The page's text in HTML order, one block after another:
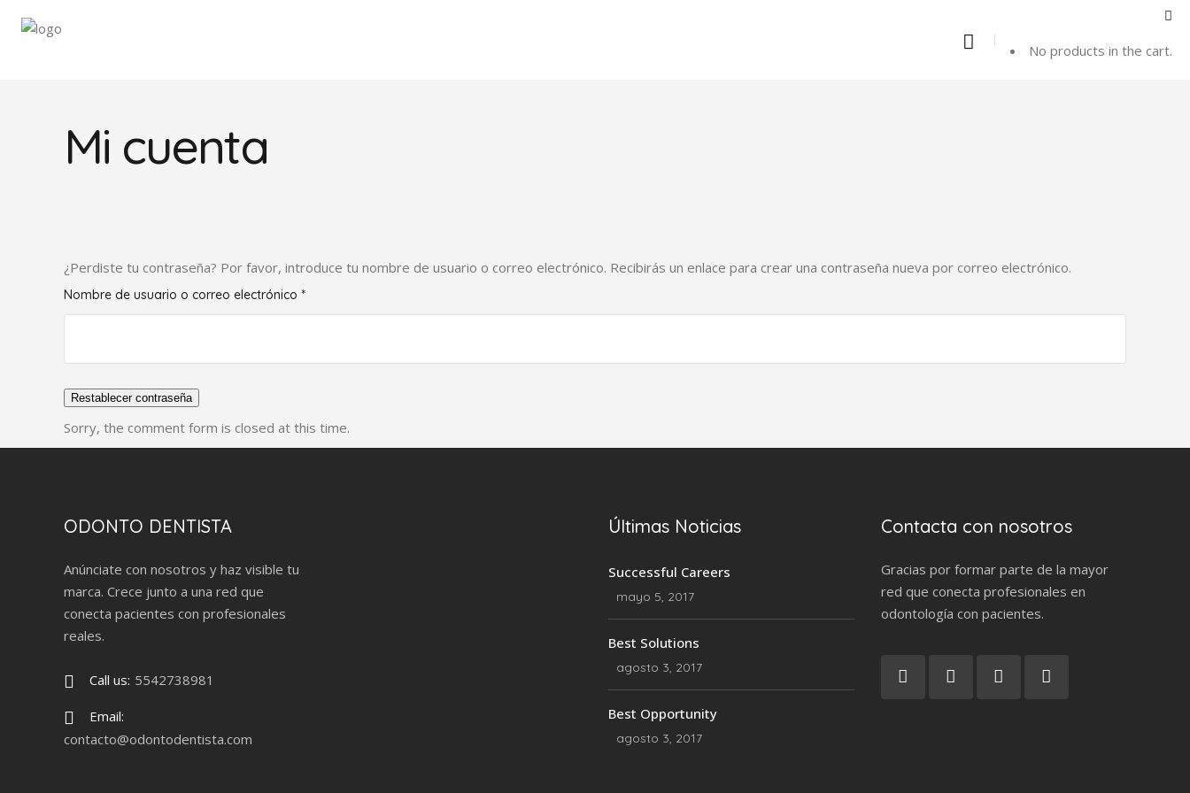
No products in the cart.
Mi cuenta
¿Perdiste tu contraseña? Por favor, introduce tu nombre de usuario o correo electrónico. Recibirás un enlace para crear una contraseña nueva por correo electrónico.
Nombre de usuario o correo electrónico *Obligatorio
Restablecer contraseña
Sorry, the comment form is closed at this time.
ODONTO DENTISTA
Anúnciate con nosotros y haz visible tu
marca. Crece junto a una red que
conecta pacientes con profesionales
reales.
Call us: 5542738981
Email:
contacto@odontodentista.com
Últimas Noticias
Successful Careers
mayo 5, 2017
Best Solutions
agosto 3, 2017
Best Opportunity
agosto 3, 2017
Contacta con nosotros
Gracias por formar parte de la mayor
red que conecta profesionales en
odontología con pacientes.